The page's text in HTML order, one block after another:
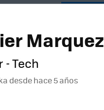
Marquez
- Tech
desdehace 5 años